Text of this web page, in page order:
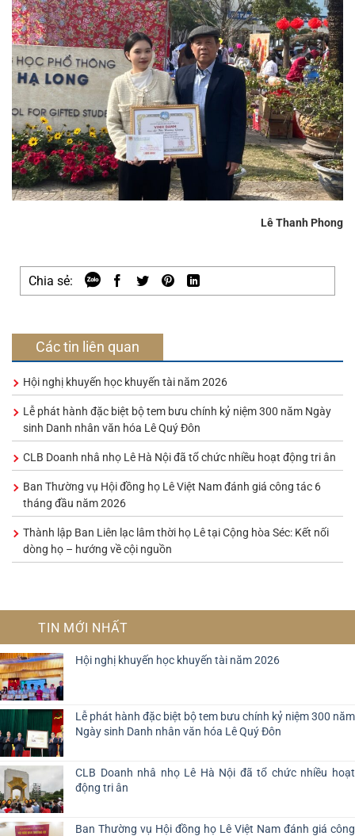
Lê Thanh Phong
Chia sẻ:
Các tin liên quan
Hội nghị khuyến học khuyến tài năm 2026
Lễ phát hành đặc biệt bộ tem bưu chính kỷ niệm 300 năm Ngày
sinh Danh nhân văn hóa Lê Quý Đôn
CLB Doanh nhâ nhọ Lê Hà Nội đã tổ chức nhiều hoạt động tri ân
Ban Thường vụ Hội đồng họ Lê Việt Nam đánh giá công tác 6
tháng đầu năm 2026
Thành lập Ban Liên lạc lâm thời họ Lê tại Cộng hòa Séc: Kết nối
dòng họ – hướng về cội nguồn
TIN MỚI NHẤT
Hội nghị khuyến học khuyến tài năm 2026
Lễ phát hành đặc biệt bộ tem bưu chính kỷ niệm 300 năm
Ngày sinh Danh nhân văn hóa Lê Quý Đôn
CLB Doanh nhâ nhọ Lê Hà Nội đã tổ chức nhiều hoạt
động tri ân
Ban Thường vụ Hội đồng họ Lê Việt Nam đánh giá công